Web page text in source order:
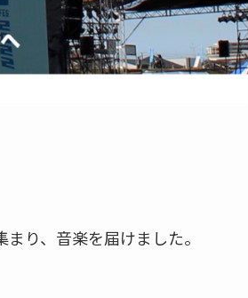
り、音楽を届けました。